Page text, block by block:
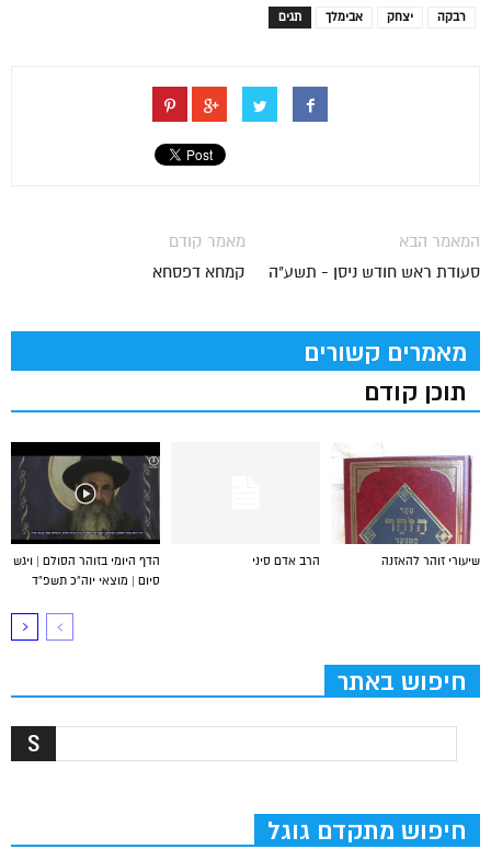
תגים אבימלך יצחק רבקה
מאמר קודם
קמחא דפסחא
המאמר הבא
סעודת ראש חודש ניסן - תשע"ה
מאמרים קשורים
תוכן קודם
הדף היומי בזוהר הסולם | ויגש
סיום | מוצאי יוה”כ תשפ”ד
הרב אדם סיני שיעורי זוהר להאזנה
חיפוש באתר
חיפוש מתקדם גוגל